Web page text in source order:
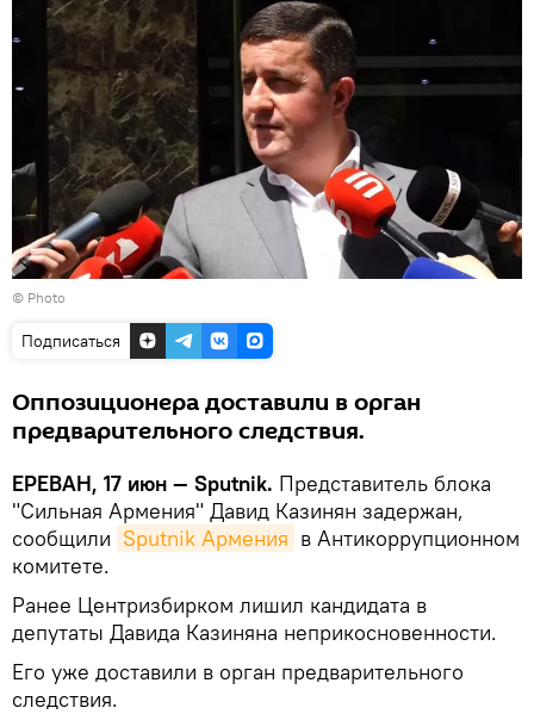
© Photo
Подписаться
Оппозиционера доставили в орган
предварительного следствия.
ЕРЕВАН, 17 июн — Sputnik. Представитель блока
"Сильная Армения" Давид Казинян задержан,
сообщили Sputnik Армения в Антикоррупционном
комитете.
Ранее Центризбирком лишил кандидата в
депутаты Давида Казиняна неприкосновенности.
Его уже доставили в орган предварительного
следствия.